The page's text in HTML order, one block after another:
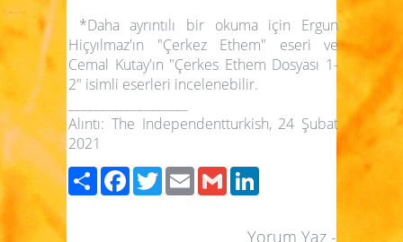
*Daha ayrıntılı bir okuma için Ergun
Hiçyılmaz'ın "Çerkez Ethem" eseri ve
Cemal Kutay'ın "Çerkes Ethem Dosyası 1-
2" isimli eserleri incelenebilir.
Alıntı: The Independentturkish, 24 Şubat
2021
PaylaşFacebook
TwitterEmailGmail
Yorum Yaz -